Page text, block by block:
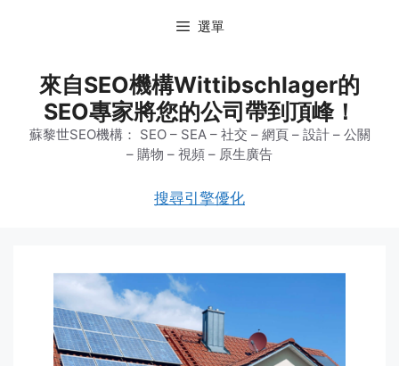
選單
來自SEO機構Wittibschlager的
SEO專家將您的公司帶到頂峰！
蘇黎世SEO機構： SEO – SEA – 社交 – 網頁 – 設計 – 公關
– 購物 – 視頻 – 原生廣告
搜尋引擎優化